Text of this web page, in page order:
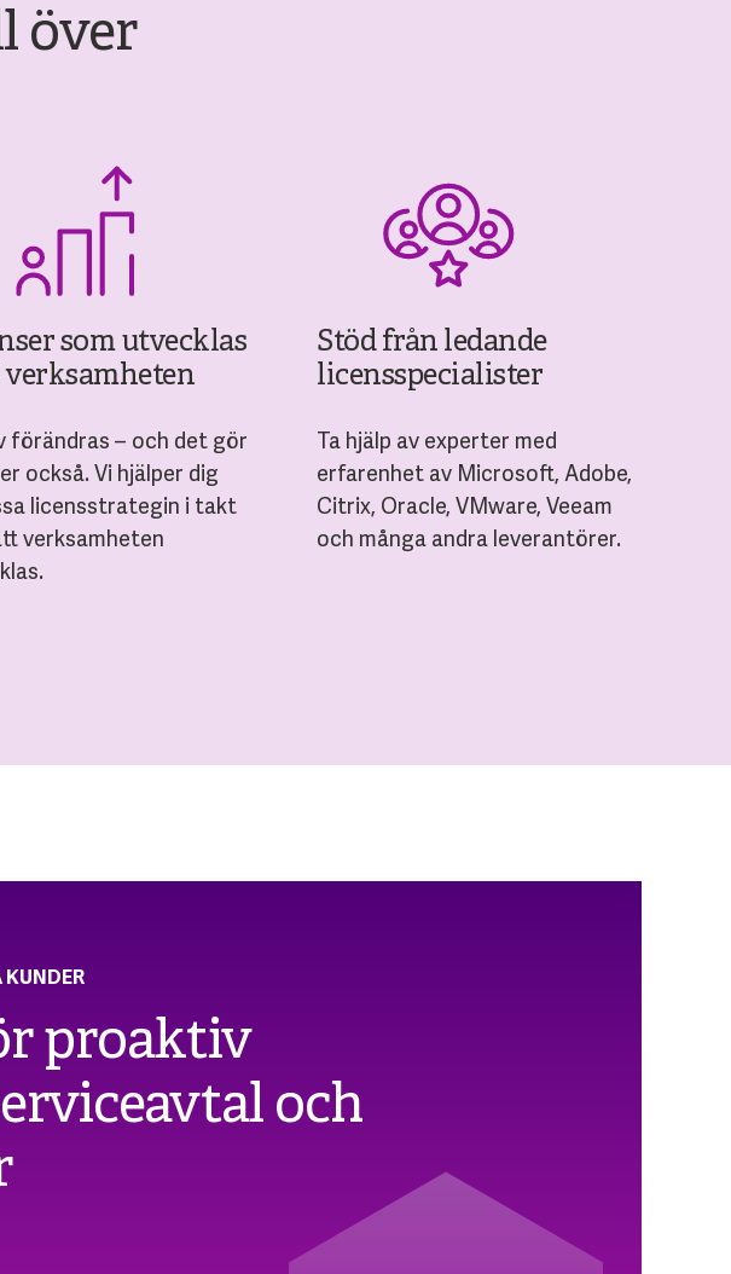
över
som utvecklas
verksamheten
förändras – och det gör
också. Vi hjälper dig
licensstrategin i takt
verksamheten
Stöd från ledande
licensspecialister
Ta hjälp av experter med
erfarenhet av Microsoft, Adobe,
Citrix, Oracle, VMware, Veeam
och många andra leverantörer.
proaktiv
och